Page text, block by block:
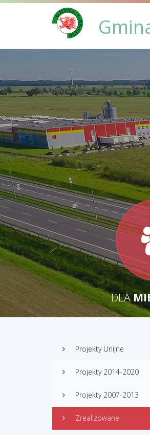
DLA
Projekty Unijne
Projekty 2014-2020
Projekty 2007-2013
Zrealizowane